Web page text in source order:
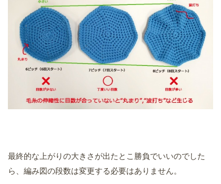
最終的な上がりの大きさが出たとこ勝負でいいのでした
ら、編み図の段数は変更する必要はありません。